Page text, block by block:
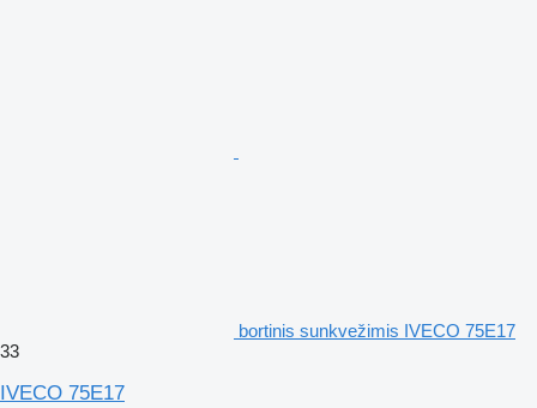
bortinis sunkvežimis IVECO 75E17
33
IVECO 75E17